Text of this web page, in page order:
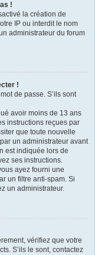
!
la création de
IP ou interdit le nom
administrateur du forum
!
de passe. S’ils sont
avoir moins de 13 ans
instructions reçues par
que toute nouvelle
un administrateur avant
est indiquée lors de
ses instructions.
ayez fourni une
un filtre anti-spam. Si
un administrateur.
vérifiez que votre
S’ils le sont, contactez